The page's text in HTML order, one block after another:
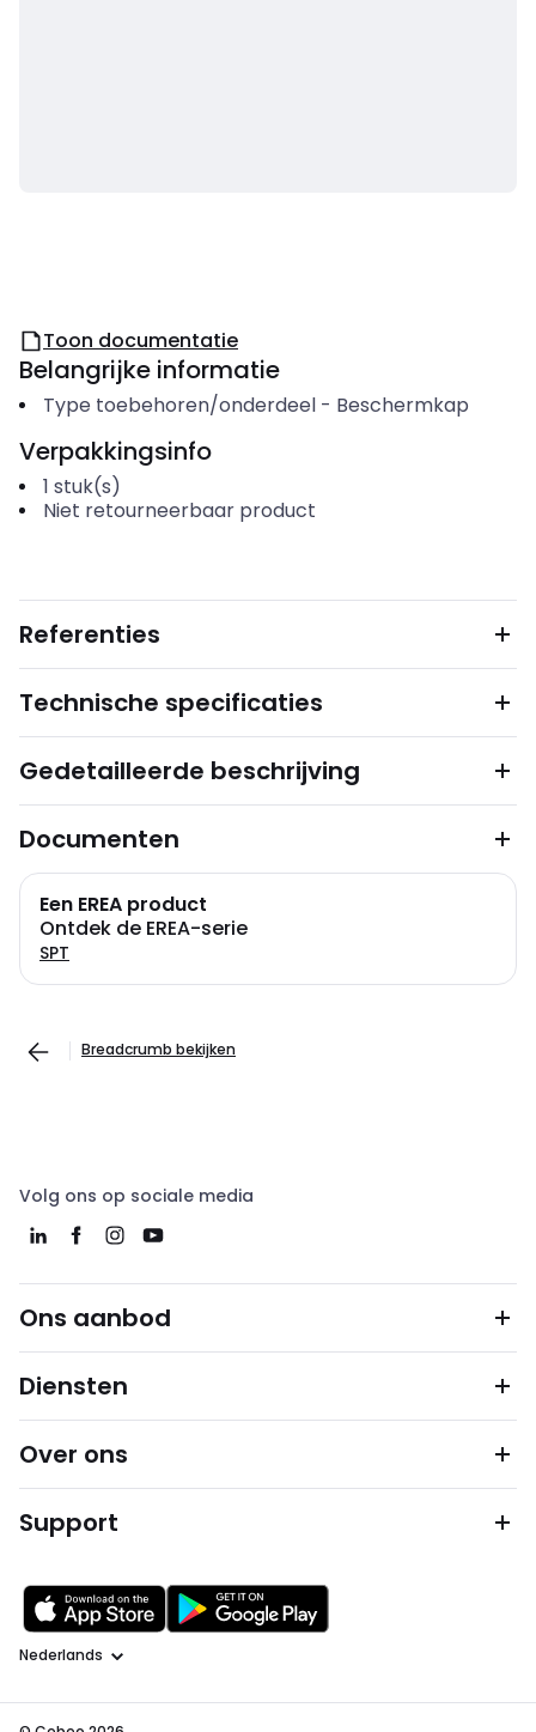
Toon documentatie
Belangrijke informatie
Type toebehoren/onderdeel- Beschermkap
Verpakkingsinfo
1 stuk(s)
Niet retourneerbaar product
Referenties
Technische specificaties
Gedetailleerde beschrijving
Documenten
Een EREA product
Ontdek de EREA-serie
SPT
Breadcrumb bekijken
Volg ons op sociale media
Ons aanbod
Diensten
Over ons
Support
Taal